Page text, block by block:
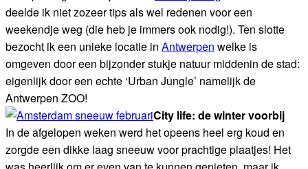
deelde ik niet zozeer tips als wel redenen voor een
weekendje weg (die heb je immers ook nodig!). Ten slotte
bezocht ik een unieke locatie in Antwerpen welke is
omgeven door een bijzonder stukje natuur middenin de stad:
eigenlijk door een echte ‘Urban Jungle’ namelijk de
Antwerpen ZOO!
City life: de winter voorbij
In de afgelopen weken werd het opeens heel erg koud en
zorgde een dikke laag sneeuw voor prachtige plaatjes! Het